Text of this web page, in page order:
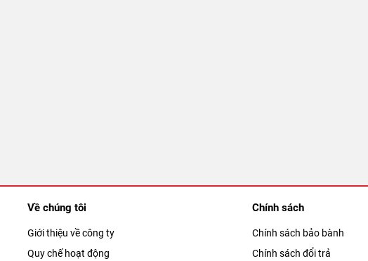
Về chúng tôi
Giới thiệu về công ty
Quy chế hoạt động
Chính sách
Chính sách bảo bành
Chính sách đổi trả